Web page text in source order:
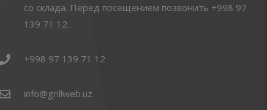
со склада. Перед посещением позвонить +998 97
139 71 12.
+998 97 139 71 12
info@grillweb.uz